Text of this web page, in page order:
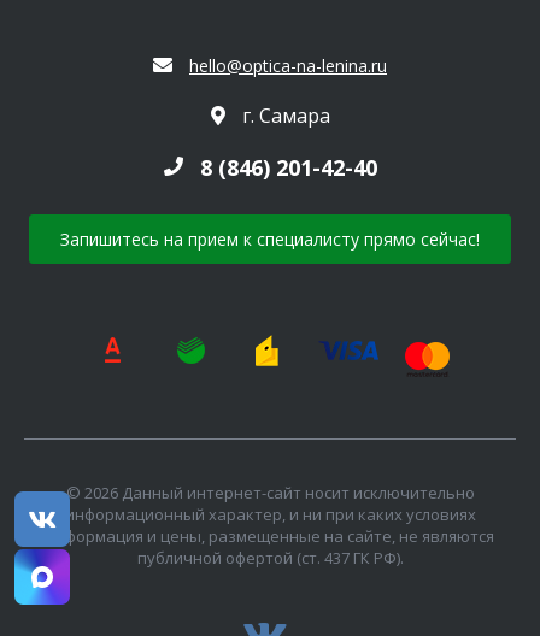
hello@optica-na-lenina.ru
г. Самара
8 (846) 201-42-40
Запишитесь на прием к специалисту прямо сейчас!
© 2026 Данный интернет-сайт носит исключительно
информационный характер, и ни при каких условиях
информация и цены, размещенные на сайте, не являются
публичной офертой (ст. 437 ГК РФ).